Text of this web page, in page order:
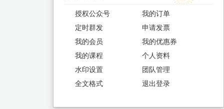
授权公众号
定时群发
我的会员
我的课程
水印设置
全文格式
我的订单
申请发票
我的优惠券
个人资料
团队管理
退出登录